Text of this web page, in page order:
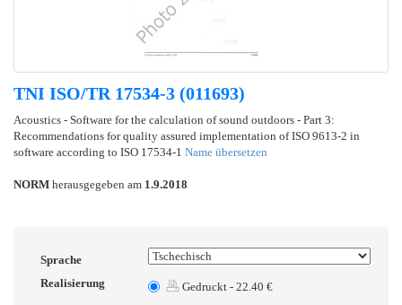
TNI ISO/TR 17534-3 (011693)
Acoustics - Software for the calculation of sound outdoors - Part 3:
Recommendations for quality assured implementation of ISO 9613-2 in
software according to ISO 17534-1 Name übersetzen
NORM herausgegeben am 1.9.2018
Sprache
Realisierung
Gedruckt - 22.40 €